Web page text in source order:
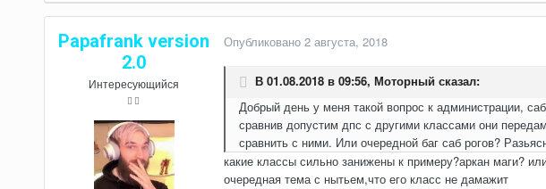
Papafrank version
2.0
Интересующийся
Опубликовано 2 августа, 2018
В 01.08.2018 в 09:56, Моторный сказал:
Добрый день у меня такой вопрос к администрации,
сравнив допустим дпс с другими классами они
сравнить с ними. Или очередной баг саб рогов?
какие классы сильно занижены к примеру?аркан маги?
очередная тема с нытьем,что его класс не дамажит